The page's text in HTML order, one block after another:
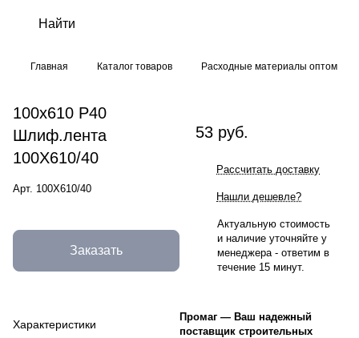
Главная Каталог товаров Расходные материалы оптом
100х610 Р40
Шлиф.лента
100Х610/40
Арт. 100Х610/40
Заказать
Характеристики
53 руб.
Рассчитать доставку
Нашли дешевле?
Актуальную стоимость
и наличие уточняйте у
менеджера - ответим в
течение 15 минут.
Промаг — Ваш надежный
поставщик строительных